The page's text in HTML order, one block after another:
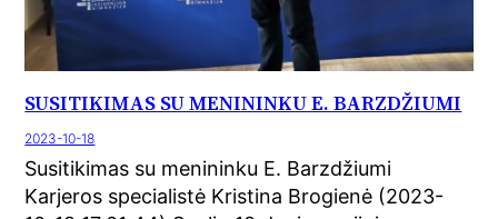
SUSITIKIMAS SU MENININKU E. BARZDŽIUMI
2023-10-18
Susitikimas su menininku E. Barzdžiumi
Karjeros specialistė Kristina Brogienė (2023-